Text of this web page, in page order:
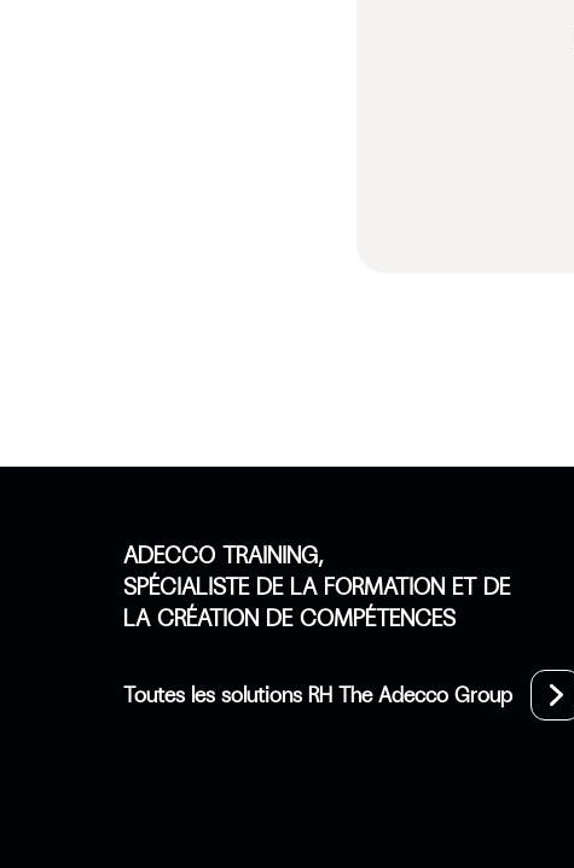
ADECCO TRAINING,
SPÉCIALISTE DE LA FORMATION ET DE
LA CRÉATION DE COMPÉTENCES
Toutes les solutions RH The Adecco Group